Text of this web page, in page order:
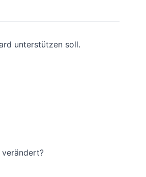
unterstützen soll.